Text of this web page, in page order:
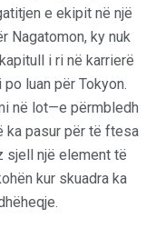
e ekipit në një
Nagatomon, ky nuk
i ri në karrierë
luan për Tokyon.
në lot—e përmbledh
ka pasur për të ftesa
sjell një element të
kur skuadra ka